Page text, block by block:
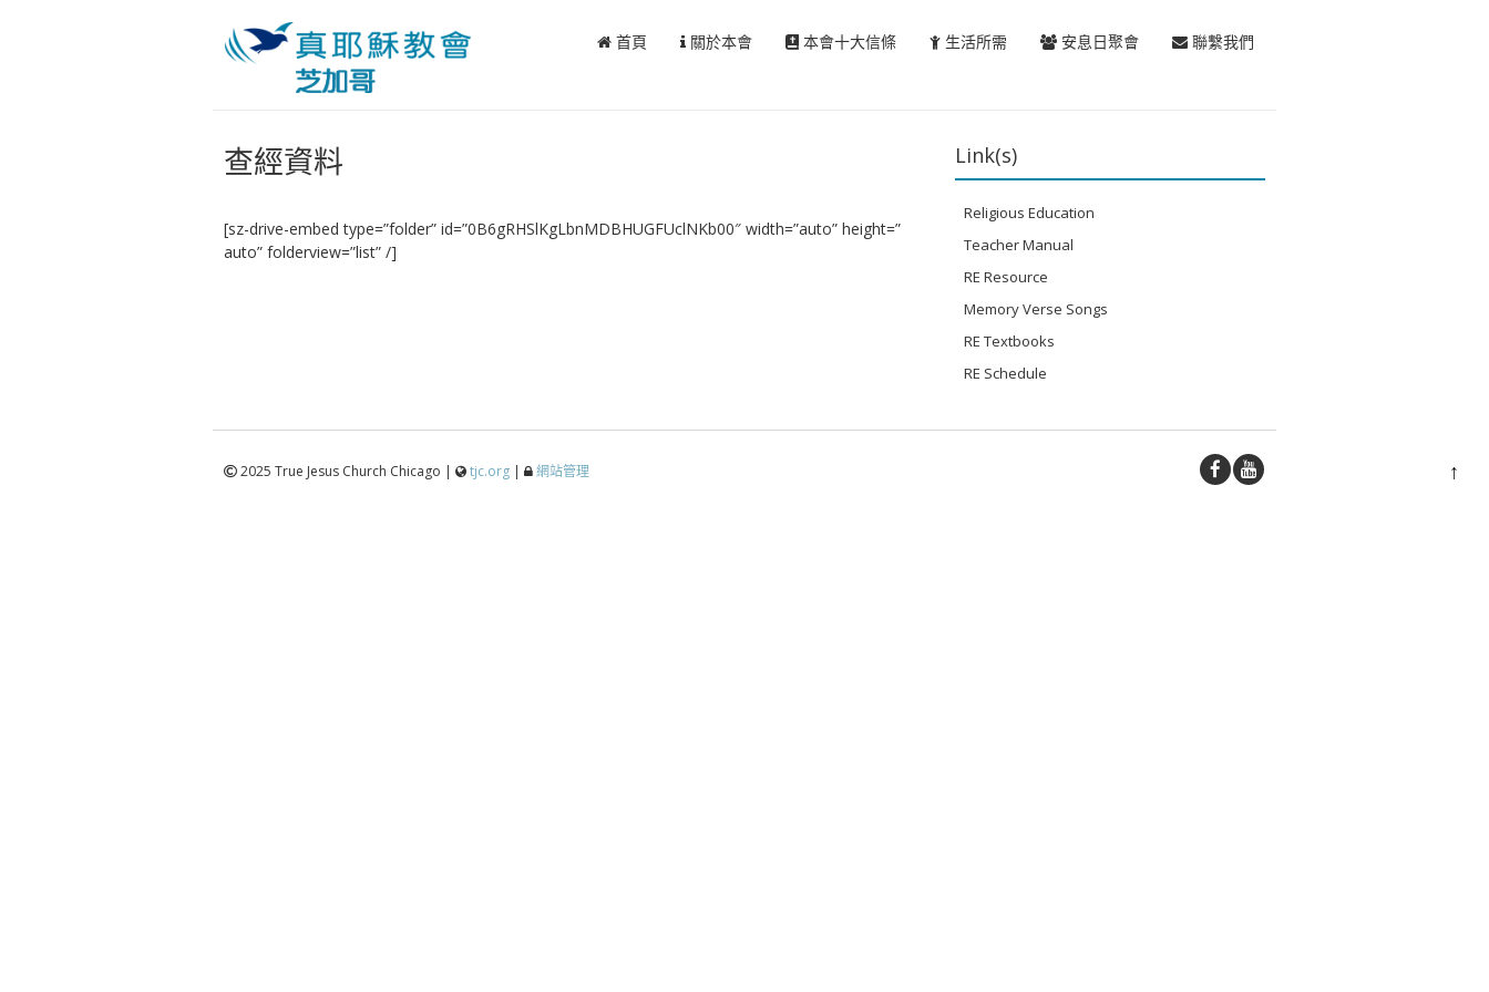
首頁 關於本會 本會十大信條 生活所需 安息日聚會 聯繫我們
查經資料
[sz-drive-embed type=”folder” id=”0B6gRHSlKgLbnMDBHUGFUclNKb00″ width=”auto” height=”
auto” folderview=”list” /]
Link(s)
Religious Education
Teacher Manual
RE Resource
Memory Verse Songs
RE Textbooks
RE Schedule
2025 True Jesus Church Chicago | tjc.org | 網站管理 ↑